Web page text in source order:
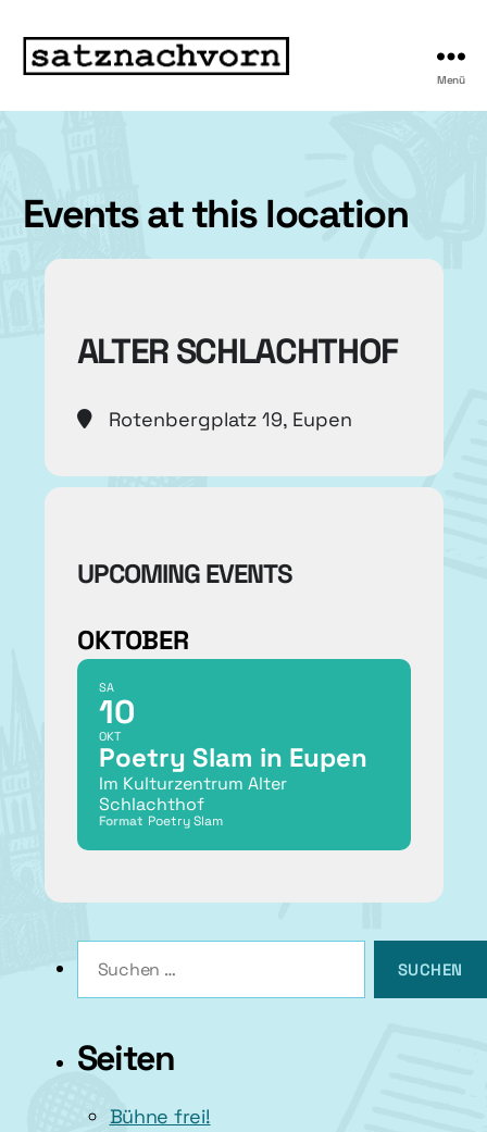
Menü
Events at this location
ALTER SCHLACHTHOF
Rotenbergplatz 19, Eupen
UPCOMING EVENTS
OKTOBER
SA
10
OKT
Poetry Slam in Eupen
Im Kulturzentrum Alter
Schlachthof
Format Poetry Slam
nach:
Seiten
Bühne frei!